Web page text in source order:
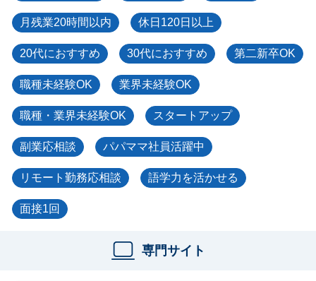
月残業20時間以内 休日120日以上
20代におすすめ 30代におすすめ 第二新卒OK
職種未経験OK 業界未経験OK
職種・業界未経験OK スタートアップ
副業応相談 パパママ社員活躍中
リモート勤務応相談 語学力を活かせる
面接1回
専門サイト